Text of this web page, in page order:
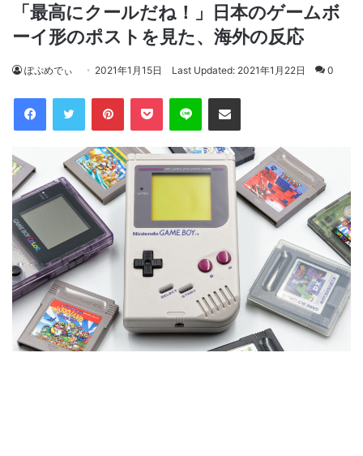
「最高にクールだね！」日本のゲームボ
ーイ形のポストを見た、海外の反応
ぽぷめでぃ 2021年1月15日 Last Updated: 2021年1月22日 0
FacebookTwitter PinterestPocket Line Share via Email